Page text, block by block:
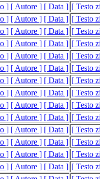
] [ Autore ] [ Data ] [ Testo
] [ Autore ] [ Data ] [ Testo
] [ Autore ] [ Data ] [ Testo
] [ Autore ] [ Data ] [ Testo
] [ Autore ] [ Data ] [ Testo
] [ Autore ] [ Data ] [ Testo
] [ Autore ] [ Data ] [ Testo
] [ Autore ] [ Data ] [ Testo
] [ Autore ] [ Data ] [ Testo
] [ Autore ] [ Data ] [ Testo
] [ Autore ] [ Data ] [ Testo
] [ Autore ] [ Data ] [ Testo
] [ Autore ] [ Data ] [ Testo
] [ Autore ] [ Data ] [ Testo